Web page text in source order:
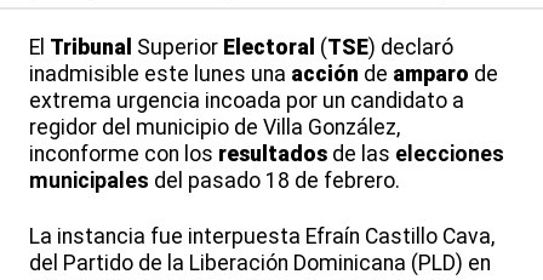
El Tribunal Superior Electoral (TSE) declaró
inadmisible este lunes una acción de amparo de
extrema urgencia incoada por un candidato a
regidor del municipio de Villa González,
inconforme con los resultados de las elecciones
municipales del pasado 18 de febrero.
La instancia fue interpuesta Efraín Castillo Cava,
del Partido de la Liberación Dominicana (PLD) en